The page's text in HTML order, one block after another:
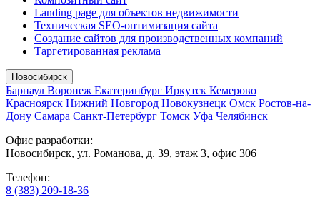
Landing page для объектов недвижимости
Техническая SEO-оптимизация сайта
Создание сайтов для производственных компаний
Таргетированная реклама
Новосибирск
Барнаул Воронеж Екатеринбург Иркутск Кемерово
Красноярск Нижний Новгород Новокузнецк Омск Ростов-на-
Дону Самара Санкт-Петербург Томск Уфа Челябинск
Офис разработки:
Новосибирск, ул. Романова, д. 39, этаж 3, офис 306
Телефон:
8 (383) 209-18-36